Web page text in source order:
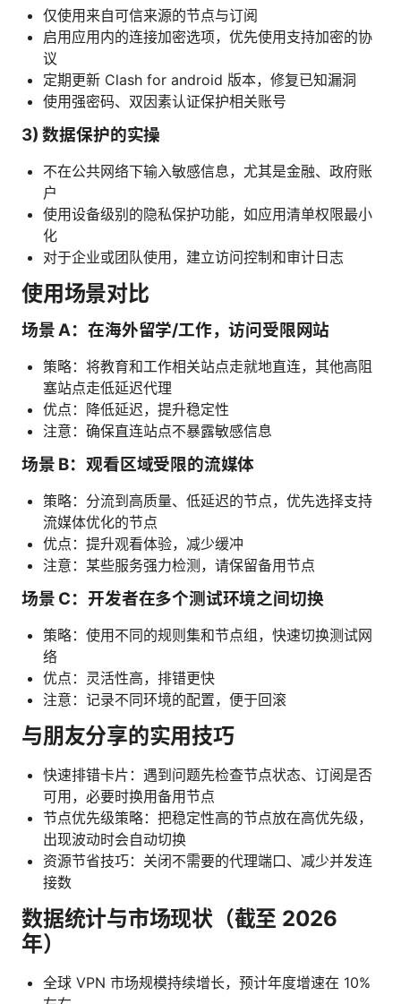
仅使用来自可信来源的节点与订阅
启用应用内的连接加密选项，优先使用支持加密的协
议
定期更新 Clash for android 版本，修复已知漏洞
使用强密码、双因素认证保护相关账号
3) 数据保护的实操
不在公共网络下输入敏感信息，尤其是金融、政府账
户
使用设备级别的隐私保护功能，如应用清单权限最小
化
对于企业或团队使用，建立访问控制和审计日志
使用场景对比
场景 A：在海外留学/工作，访问受限网站
策略：将教育和工作相关站点走就地直连，其他高阻
塞站点走低延迟代理
优点：降低延迟，提升稳定性
注意：确保直连站点不暴露敏感信息
场景 B：观看区域受限的流媒体
策略：分流到高质量、低延迟的节点，优先选择支持
流媒体优化的节点
优点：提升观看体验，减少缓冲
注意：某些服务强力检测，请保留备用节点
场景 C：开发者在多个测试环境之间切换
策略：使用不同的规则集和节点组，快速切换测试网
络
优点：灵活性高，排错更快
注意：记录不同环境的配置，便于回滚
与朋友分享的实用技巧
快速排错卡片：遇到问题先检查节点状态、订阅是否
可用，必要时换用备用节点
节点优先级策略：把稳定性高的节点放在高优先级，
出现波动时会自动切换
资源节省技巧：关闭不需要的代理端口、减少并发连
接数
数据统计与市场现状（截至 2026
年）
全球 VPN 市场规模持续增长，预计年度增速在 10%